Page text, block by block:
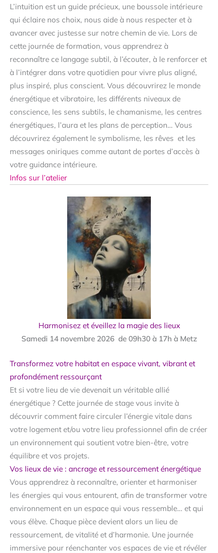
L’intuition est un guide précieux, une boussole intérieure
qui éclaire nos choix, nous aide à nous respecter et à
avancer avec justesse sur notre chemin de vie. Lors de
cette journée de formation, vous apprendrez à
reconnaître ce langage subtil, à l’écouter, à le renforcer et
à l’intégrer dans votre quotidien pour vivre plus aligné,
plus inspiré, plus conscient. Vous découvrirez le monde
énergétique et vibratoire, les différents niveaux de
conscience, les sens subtils, le chamanisme, les centres
énergétiques, l’aura et les plans de perception… Vous
découvrirez également le symbolisme, les rêves et les
messages oniriques comme autant de portes d’accès à
votre guidance intérieure.
Infos sur l’atelier
Harmonisez et éveillez la magie des lieux
Samedi 14 novembre 2026 de 09h30 à 17h à Metz
Transformez votre habitat en espace vivant, vibrant et
profondément ressourçant
Et si votre lieu de vie devenait un véritable allié
énergétique ? Cette journée de stage vous invite à
découvrir comment faire circuler l’énergie vitale dans
votre logement et/ou votre lieu professionnel afin de créer
un environnement qui soutient votre bien-être, votre
équilibre et vos projets.
Vos lieux de vie : ancrage et ressourcement énergétique
Vous apprendrez à reconnaître, orienter et harmoniser
les énergies qui vous entourent, afin de transformer votre
environnement en un espace qui vous ressemble… et qui
vous élève. Chaque pièce devient alors un lieu de
ressourcement, de vitalité et d’harmonie. Une journée
immersive pour réenchanter vos espaces de vie et révéler